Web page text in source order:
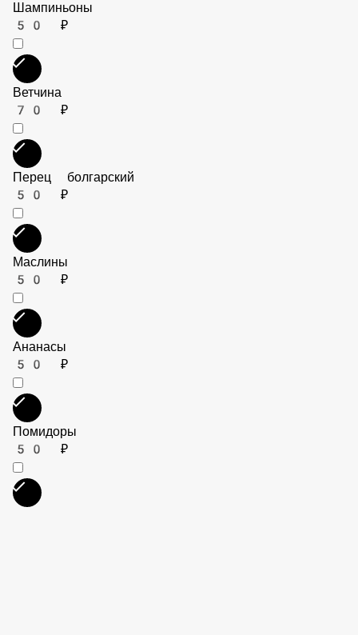
Пармезан
100 ₽
Шампиньоны
70 ₽
Перец болгарский
50 ₽
Маслины
50 ₽
Ананасы